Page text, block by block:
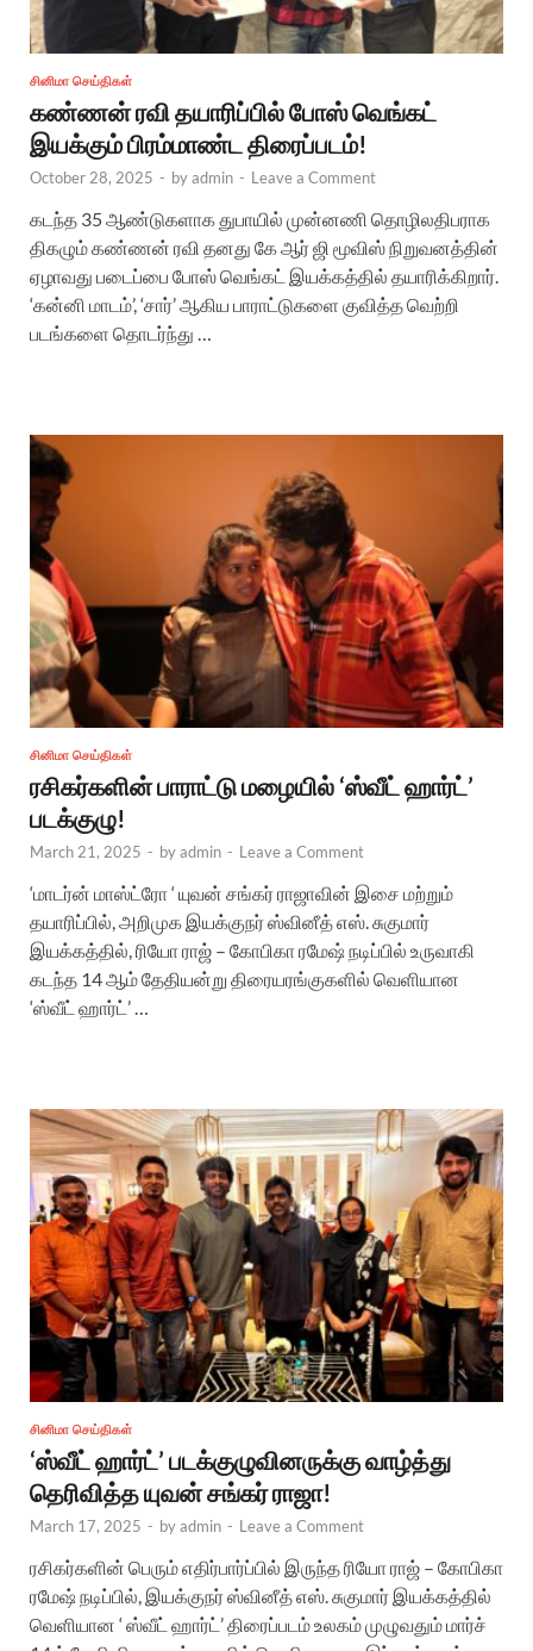
சினிமா செய்திகள்
கண்ணன் ரவி தயாரிப்பில் போஸ் வெங்கட்
இயக்கும் பிரம்மாண்ட திரைப்படம்!
October 28, 2025 - byadmin - Leave a Comment
கடந்த 35 ஆண்டுகளாக துபாயில் முன்னணி தொழிலதிபராக
திகழும் கண்ணன் ரவி தனது கே ஆர் ஜி மூவிஸ் நிறுவனத்தின்
ஏழாவது படைப்பை போஸ் வெங்கட் இயக்கத்தில் தயாரிக்கிறார்.
‘கன்னி மாடம்’, ‘சார்’ ஆகிய பாராட்டுகளை குவித்த வெற்றி
படங்களை தொடர்ந்து …
சினிமா செய்திகள்
ரசிகர்களின் பாராட்டு மழையில் ‘ஸ்வீட் ஹார்ட்’
படக்குழு!
March 21, 2025 - byadmin - Leave a Comment
‘மாடர்ன் மாஸ்ட்ரோ ‘ யுவன் சங்கர் ராஜாவின் இசை மற்றும்
தயாரிப்பில், அறிமுக இயக்குநர் ஸ்வினீத் எஸ். சுகுமார்
இயக்கத்தில், ரியோ ராஜ் – கோபிகா ரமேஷ் நடிப்பில் உருவாகி
கடந்த 14 ஆம் தேதியன்று திரையரங்குகளில் வெளியான
‘ஸ்வீட் ஹார்ட்’ …
சினிமா செய்திகள்
‘ஸ்வீட் ஹார்ட்’ படக்குழுவினருக்கு வாழ்த்து
தெரிவித்த யுவன் சங்கர் ராஜா!
March 17, 2025 - byadmin - Leave a Comment
ரசிகர்களின் பெரும் எதிர்பார்ப்பில் இருந்த ரியோ ராஜ் – கோபிகா
ரமேஷ் நடிப்பில், இயக்குநர் ஸ்வினீத் எஸ். சுகுமார் இயக்கத்தில்
வெளியான ‘ ஸ்வீட் ஹார்ட்’ திரைப்படம் உலகம் முழுவதும் மார்ச்